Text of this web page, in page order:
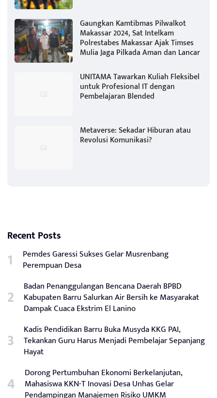
Gaungkan Kamtibmas Pilwalkot
Makassar 2024, Sat Intelkam
Polrestabes Makassar Ajak Timses
Mulia Jaga Pilkada Aman dan Lancar
UNITAMA Tawarkan Kuliah Fleksibel
untuk Profesional IT dengan
Pembelajaran Blended
Metaverse: Sekadar Hiburan atau
Revolusi Komunikasi?
Recent Posts
Pemdes Garessi Sukses Gelar Musrenbang
Perempuan Desa
Badan Penanggulangan Bencana Daerah BPBD
Kabupaten Barru Salurkan Air Bersih ke Masyarakat
Dampak Cuaca Ekstrim El Lanino
Kadis Pendidikan Barru Buka Musyda KKG PAI,
Tekankan Guru Harus Menjadi Pembelajar Sepanjang
Hayat
Dorong Pertumbuhan Ekonomi Berkelanjutan,
Mahasiswa KKN-T Inovasi Desa Unhas Gelar
Pendampingan Manajemen Risiko UMKM